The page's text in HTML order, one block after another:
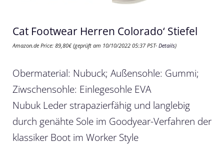
Cat Footwear Herren Colorado‘ Stiefel
Amazon.de Price: 89,80€(geprüft am 10/10/2022 05:37 PST- Details)
Obermaterial: Nubuck; Außensohle: Gummi;
Ziwschensohle: Einlegesohle EVA
Nubuk Leder strapazierfähig und langlebig
durch genähte Sole im Goodyear-Verfahren der
klassiker Boot im Worker Style